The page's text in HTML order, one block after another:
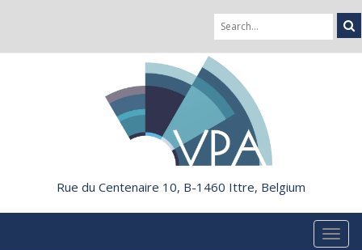
Rue du Centenaire 10, B-1460 Ittre, Belgium